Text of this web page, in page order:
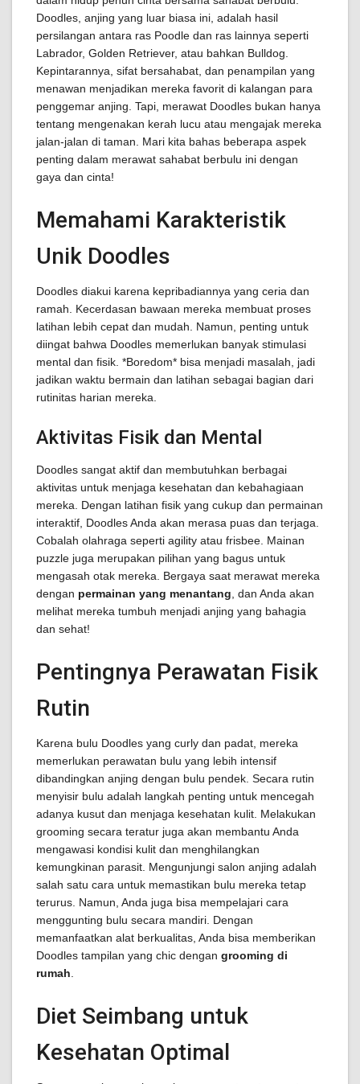
Doodles, anjing yang luar biasa ini, adalah hasil
persilangan antara ras Poodle dan ras lainnya seperti
Labrador, Golden Retriever, atau bahkan Bulldog.
Kepintarannya, sifat bersahabat, dan penampilan yang
menawan menjadikan mereka favorit di kalangan para
penggemar anjing. Tapi, merawat Doodles bukan hanya
tentang mengenakan kerah lucu atau mengajak mereka
jalan-jalan di taman. Mari kita bahas beberapa aspek
penting dalam merawat sahabat berbulu ini dengan
gaya dan cinta!
Memahami Karakteristik
Unik Doodles
Doodles diakui karena kepribadiannya yang ceria dan
ramah. Kecerdasan bawaan mereka membuat proses
latihan lebih cepat dan mudah. Namun, penting untuk
diingat bahwa Doodles memerlukan banyak stimulasi
mental dan fisik. *Boredom* bisa menjadi masalah, jadi
jadikan waktu bermain dan latihan sebagai bagian dari
rutinitas harian mereka.
Aktivitas Fisik dan Mental
Doodles sangat aktif dan membutuhkan berbagai
aktivitas untuk menjaga kesehatan dan kebahagiaan
mereka. Dengan latihan fisik yang cukup dan permainan
interaktif, Doodles Anda akan merasa puas dan terjaga.
Cobalah olahraga seperti agility atau frisbee. Mainan
puzzle juga merupakan pilihan yang bagus untuk
mengasah otak mereka. Bergaya saat merawat mereka
dengan permainan yang menantang , dan Anda akan
melihat mereka tumbuh menjadi anjing yang bahagia
dan sehat!
Pentingnya Perawatan Fisik
Rutin
Karena bulu Doodles yang curly dan padat, mereka
memerlukan perawatan bulu yang lebih intensif
dibandingkan anjing dengan bulu pendek. Secara rutin
menyisir bulu adalah langkah penting untuk mencegah
adanya kusut dan menjaga kesehatan kulit. Melakukan
grooming secara teratur juga akan membantu Anda
mengawasi kondisi kulit dan menghilangkan
kemungkinan parasit. Mengunjungi salon anjing adalah
salah satu cara untuk memastikan bulu mereka tetap
terurus. Namun, Anda juga bisa mempelajari cara
menggunting bulu secara mandiri. Dengan
memanfaatkan alat berkualitas, Anda bisa memberikan
Doodles tampilan yang chic dengan grooming di
rumah
Diet Seimbang untuk
Kesehatan Optimal